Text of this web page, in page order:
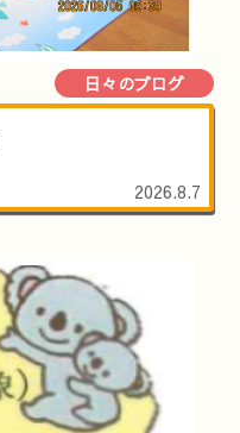
日々のブログ
2026.8.7